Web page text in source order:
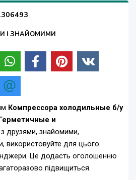
І ЗНАЙОМИМИ
Компрессора холодильные б/у
и
з друзями, знайомими,
використовуйте для цього
Це додасть оголошенню
підвищиться.